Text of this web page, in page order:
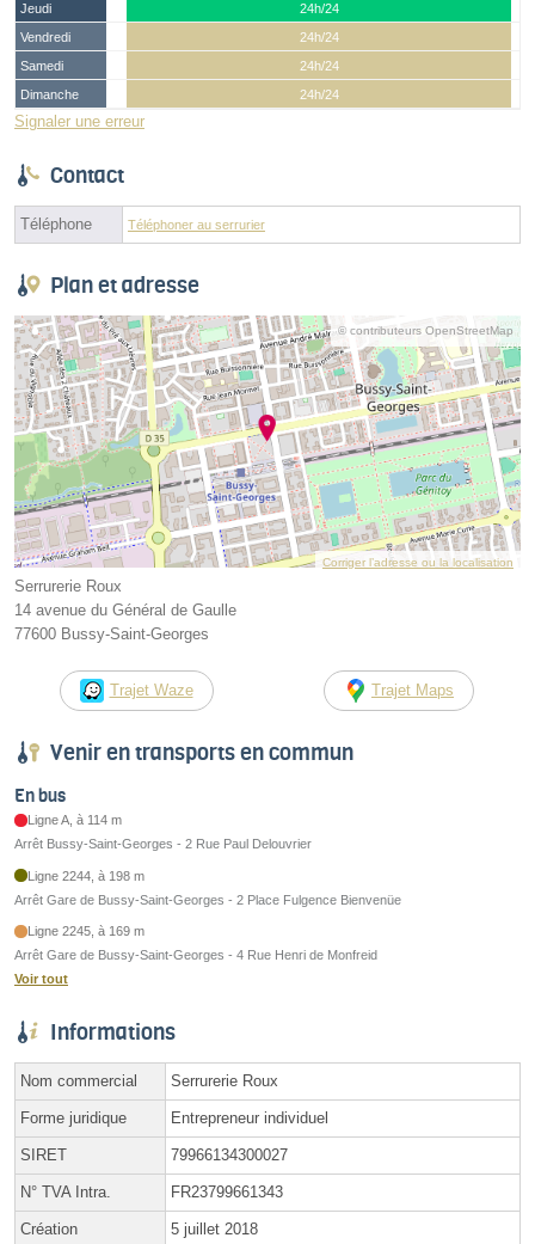
Jeudi
24h/24
Vendredi
24h/24
Samedi
24h/24
Dimanche
24h/24
Signaler une erreur
Contact
Téléphone Téléphoner au serrurier
Plan et adresse
© contributeurs OpenStreetMap
Corriger l’adresse ou la localisation
Serrurerie Roux
14 avenue du Général de Gaulle
77600 Bussy-Saint-Georges
Trajet Waze Trajet Maps
Venir en transports en commun
En bus
Ligne A, à 114 m
Arrêt Bussy-Saint-Georges - 2 Rue Paul Delouvrier
Ligne 2244, à 198 m
Arrêt Gare de Bussy-Saint-Georges - 2 Place Fulgence Bienvenüe
Ligne 2245, à 169 m
Arrêt Gare de Bussy-Saint-Georges - 4 Rue Henri de Monfreid
Voir tout
Informations
Nom commercial Serrurerie Roux
Forme juridique Entrepreneur individuel
SIRET 79966134300027
N° TVA Intra. FR23799661343
Création 5 juillet 2018